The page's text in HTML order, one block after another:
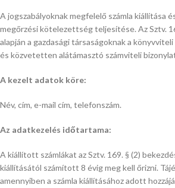
A jogszabályoknak megfelelő számla kiállítása
megőrzési kötelezettség teljesítése. Az Sztv.
alapján a gazdasági társaságoknak a
és közvetetten alátámasztó számviteli
A kezelt adatok köre:
Név, cím, e-mail cím, telefonszám.
Az adatkezelés időtartama:
A kiállított számlákat az Sztv. 169. § (2)
kiállításától számított 8 évig meg kell őrizni.
amennyiben a számla kiállításához adott